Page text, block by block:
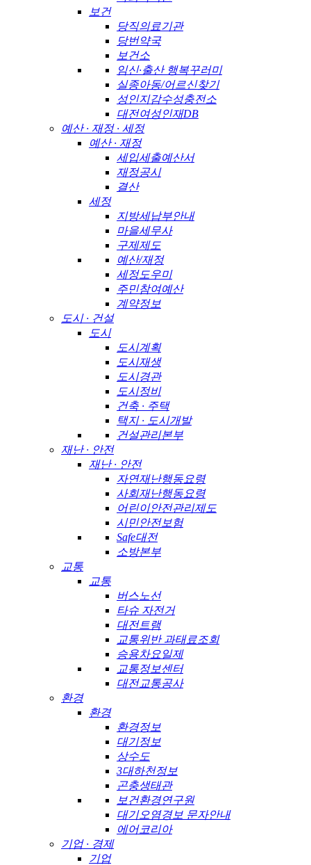
보건
당직의료기관
당번약국
보건소
임신·출산 행복꾸러미
실종아동/어르신찾기
성인지감수성충전소
대전여성인재DB
예산 · 재정 · 세정
예산 · 재정
세입세출예산서
재정공시
결산
세정
지방세납부안내
마을세무사
구제제도
예산/재정
세정도우미
주민참여예산
계약정보
도시 · 건설
도시
도시계획
도시재생
도시경관
도시정비
건축 · 주택
택지 · 도시개발
건설관리본부
재난 · 안전
재난 · 안전
자연재난행동요령
사회재난행동요령
어린이안전관리제도
시민안전보험
Safe대전
소방본부
교통
교통
버스노선
타슈 자전거
대전트램
교통위반 과태료조회
승용차요일제
교통정보센터
대전교통공사
환경
환경
환경정보
대기정보
상수도
3대하천정보
곤충생태관
보건환경연구원
대기오염경보 문자안내
에어코리아
기업 · 경제
기업